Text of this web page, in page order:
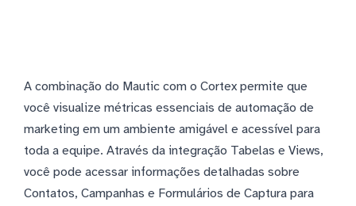
A combinação do Mautic com o Cortex permite que
você visualize métricas essenciais de automação de
marketing em um ambiente amigável e acessível para
toda a equipe. Através da integração Tabelas e Views,
você pode acessar informações detalhadas sobre
Contatos, Campanhas e Formulários de Captura para